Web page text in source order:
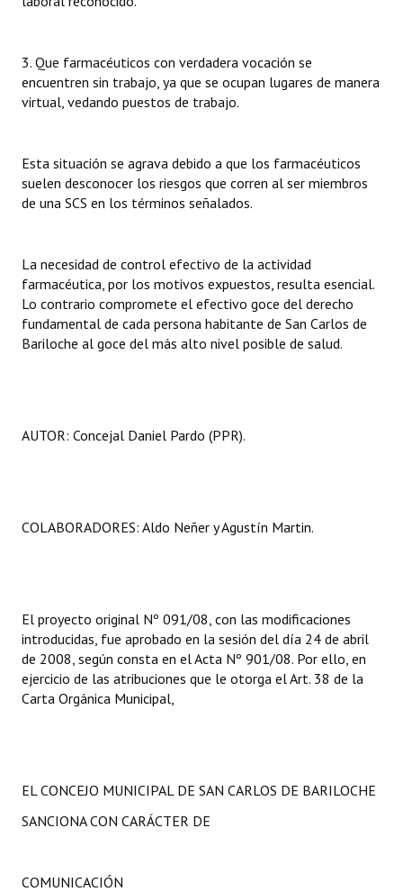
3. Que farmacéuticos con verdadera vocación se
encuentren sin trabajo, ya que se ocupan lugares de manera
virtual, vedando puestos de trabajo.
Esta situación se agrava debido a que los farmacéuticos
suelen desconocer los riesgos que corren al ser miembros
de una SCS en los términos señalados.
La necesidad de control efectivo de la actividad
farmacéutica, por los motivos expuestos, resulta esencial.
Lo contrario compromete el efectivo goce del derecho
fundamental de cada persona habitante de San Carlos de
Bariloche al goce del más alto nivel posible de salud.
AUTOR: Concejal Daniel Pardo (PPR).
COLABORADORES: Aldo Neñer y Agustín Martin.
El proyecto original Nº 091/08, con las modificaciones
introducidas, fue aprobado en la sesión del día 24 de abril
de 2008, según consta en el Acta Nº 901/08. Por ello, en
ejercicio de las atribuciones que le otorga el Art. 38 de la
Carta Orgánica Municipal,
EL CONCEJO MUNICIPAL DE SAN CARLOS DE BARILOCHE
SANCIONA CON CARÁCTER DE
COMUNICACIÓN